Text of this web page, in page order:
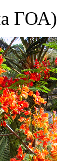
ГОА)